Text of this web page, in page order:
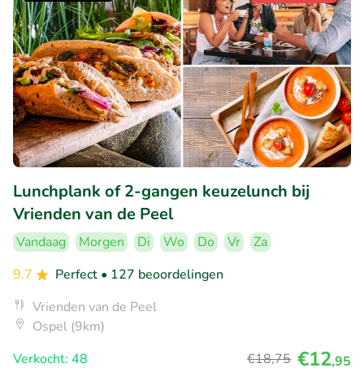
Lunchplank of 2-gangen keuzelunch bij
Vrienden van de Peel
Vandaag Morgen Di Wo Do Vr
Za
9.7
Perfect • 127 beoordelingen
Vrienden van de Peel
Ospel (9km)
Verkocht: 48
€18,75 €12,95